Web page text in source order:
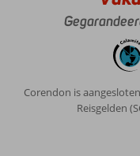
Corendon is
Reisgelden